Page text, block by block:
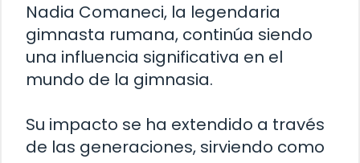
Nadia Comaneci, la legendaria
gimnasta rumana, continúa siendo
una influencia significativa en el
mundo de la gimnasia.
Su impacto se ha extendido a través
de las generaciones, sirviendo como